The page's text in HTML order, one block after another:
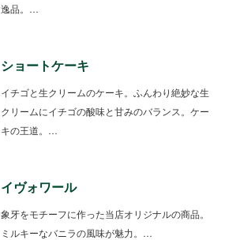
逸品。…
ショートケーキ
イチゴと生クリームのケーキ。ふんわり絶妙な生
クリームにイチゴの酸味と甘みのバランス。ケー
キの王道。…
イヴォワール
象牙をモチーフに作った当店オリジナルの商品。
ミルキーなバニラの風味が魅力。…